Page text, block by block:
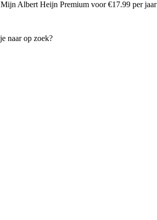
Mijn Albert Heijn Premium voor €17.99 per jaar